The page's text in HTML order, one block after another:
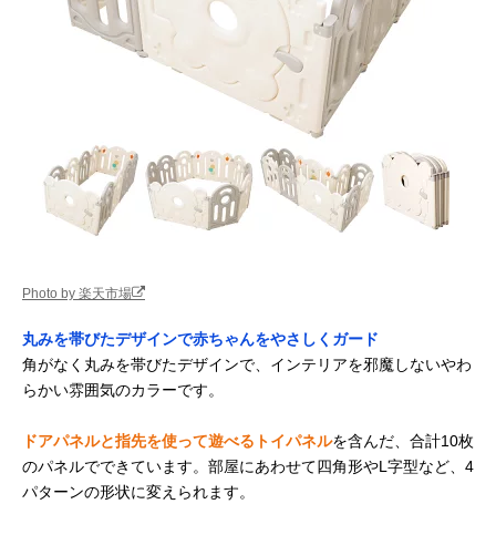
Photo by 楽天市場
丸みを帯びたデザインで赤ちゃんをやさしくガード
角がなく丸みを帯びたデザインで、インテリアを邪魔しないやわ
らかい雰囲気のカラーです。
ドアパネルと指先を使って遊べるトイパネルを含んだ、合計10枚
のパネルでできています。部屋にあわせて四角形やL字型など、4
パターンの形状に変えられます。